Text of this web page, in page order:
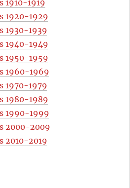
1910-1919
1920-1929
1930-1939
1940-1949
1950-1959
1960-1969
1970-1979
1980-1989
1990-1999
2000-2009
2010-2019